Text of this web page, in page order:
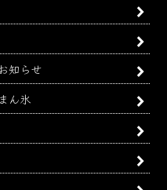
知らせ
ん氷